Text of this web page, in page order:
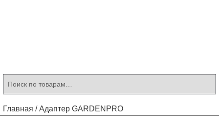
Главная /Адаптер GARDENPRO